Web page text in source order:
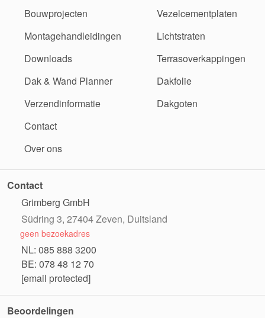
Bouwprojecten
Montagehandleidingen
Downloads
Dak & Wand Planner
Verzendinformatie
Contact
Over ons
Vezelcementplaten
Lichtstraten
Terrasoverkappingen
Dakfolie
Dakgoten
Contact
Grimberg GmbH
Südring 3, 27404 Zeven, Duitsland
geen bezoekadres
NL: 085 888 3200
BE: 078 48 12 70
[email protected]
Beoordelingen